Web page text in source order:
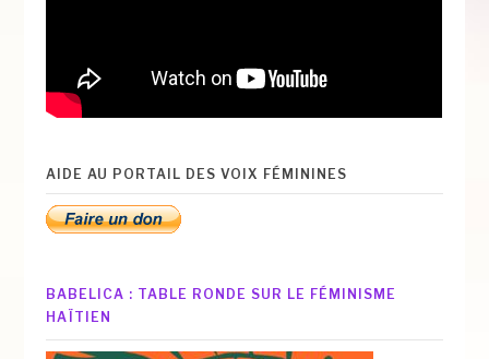
AIDE AU PORTAIL DES VOIX FÉMININES
BABELICA : TABLE RONDE SUR LE FÉMINISME
HAÏTIEN